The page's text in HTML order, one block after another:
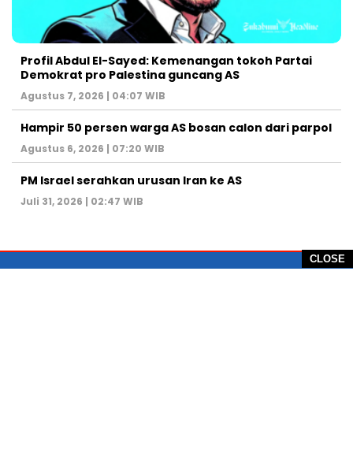
CLOSE
Profil Abdul El-Sayed: Kemenangan tokoh Partai
Demokrat pro Palestina guncang AS
Agustus 7, 2026 | 04:07 WIB
Hampir 50 persen warga AS bosan calon dari parpol
Agustus 6, 2026 | 07:20 WIB
PM Israel serahkan urusan Iran ke AS
Juli 31, 2026 | 02:47 WIB